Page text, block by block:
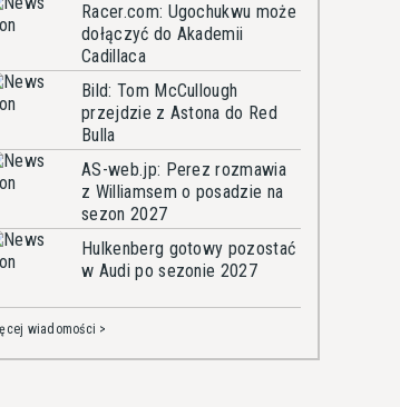
Racer.com: Ugochukwu może
dołączyć do Akademii
Cadillaca
Bild: Tom McCullough
przejdzie z Astona do Red
Bulla
AS-web.jp: Perez rozmawia
z Williamsem o posadzie na
sezon 2027
Hulkenberg gotowy pozostać
w Audi po sezonie 2027
wiadomości >